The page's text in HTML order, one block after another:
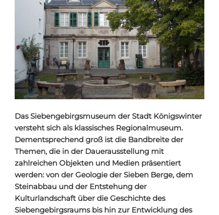
Das Siebengebirgsmuseum der Stadt Königswinter
versteht sich als klassisches Regionalmuseum.
Dementsprechend groß ist die Bandbreite der
Themen, die in der Dauerausstellung mit
zahlreichen Objekten und Medien präsentiert
werden: von der Geologie der Sieben Berge, dem
Steinabbau und der Entstehung der
Kulturlandschaft über die Geschichte des
Siebengebirgsraums bis hin zur Entwicklung des